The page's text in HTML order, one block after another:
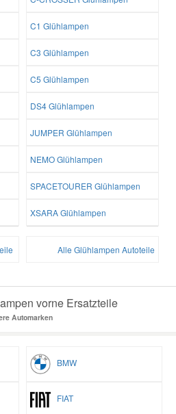
C1 Glühlampen
C3 Glühlampen
C5 Glühlampen
DS4 Glühlampen
JUMPER Glühlampen
NEMO Glühlampen
SPACETOURER Glühlampen
XSARA Glühlampen
Alle Glühlampen Autoteile
vorne Ersatzteile
Automarken
BMW
FIAT